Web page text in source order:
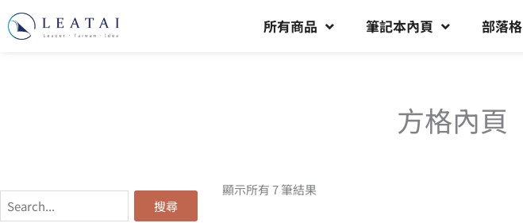
所有商品 筆記本內頁 部落格
方格內頁
搜尋
顯示所有 7 筆結果